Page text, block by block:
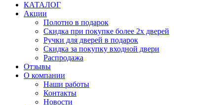
КАТАЛОГ
Акции
Полотно в подарок
Скидка при покупке более 2х дверей
Ручки для дверей в подарок
Скидка за покупку входной двери
Распродажа
Отзывы
О компании
Наши работы
Контакты
Новости